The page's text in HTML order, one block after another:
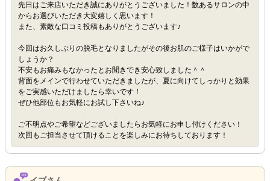
先日はご来店いただき誠にありがとうございました！数あるサロンの中
からお選びいただき大変嬉しく思います！
また、素敵な口コミ投稿もありがとうございます♪
今回はお久しぶりの脱毛となりましたがその後お肌のご様子はいかがで
しょうか？
不安もお痛みもなかったとお聞きでき安心致しました＾＾
背面をメインで行わせていただきましたが、夏に向けてしっかりと効果
をご実感いただけましたら幸いです！
ぜひ他部位もお気軽にお試し下さいね♪
ご不明点やご希望などございましたらお気軽にお申し付けください！
次回もご担当させて頂けることを楽しみにお待ちしております！